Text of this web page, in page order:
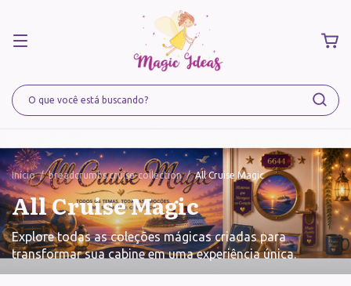
Início / breadcrumbs.cruise-collection / All Cruise Magic
All Cruise Magic
Explore todas as coleções mágicas criadas para
transformar sua cabine em uma experiência única.